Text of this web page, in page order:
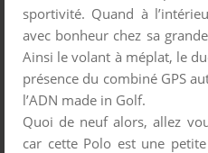
sportivité. Quand à
avec bonheur chez sa
Ainsi le volant à méplat, le
présence du combiné GPS
l’ADN made in Golf.
Quoi de neuf alors, allez
car cette Polo est une